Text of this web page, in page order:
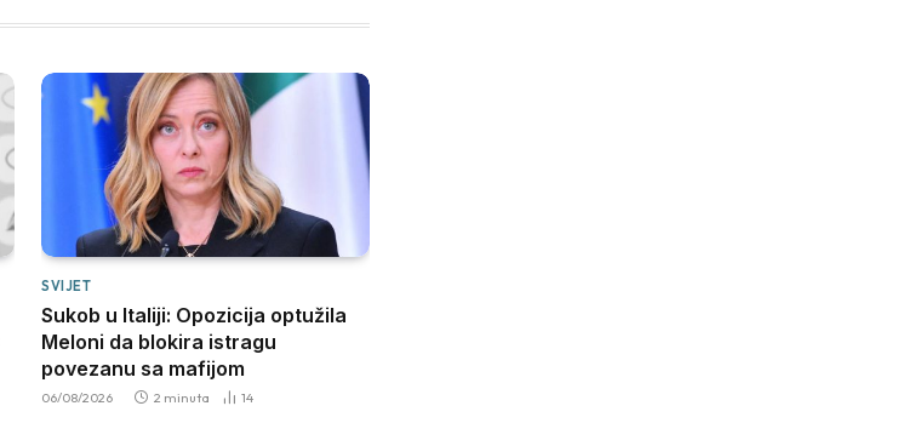
SVIJET
Sukob u Italiji: Opozicija optužila
Meloni da blokira istragu
povezanu sa mafijom
06/08/2026 2 minuta 14